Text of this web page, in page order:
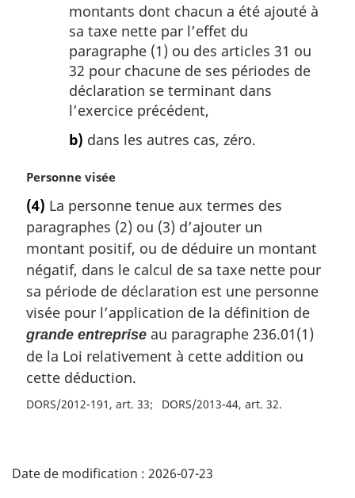
montants dont chacun a été ajouté à
sa taxe nette par l’effet du
paragraphe (1) ou des articles 31 ou
32 pour chacune de ses périodes de
déclaration se terminant dans
l’exercice précédent,
b) dans les autres cas, zéro.
N
t
e
m
a
g
i
n
a
e
:
Personne visée
(4) La personne tenue aux termes des
paragraphes (2) ou (3) d’ajouter un
montant positif, ou de déduire un montant
négatif, dans le calcul de sa taxe nette pour
sa période de déclaration est une personne
visée pour l’application de la définition de
grande entreprise au paragraphe 236.01(1)
de la Loi relativement à cette addition ou
cette déduction.
DORS/2012-191, art. 33 DORS/2013-44, art. 32
é
Date de modification : 2026-07-23